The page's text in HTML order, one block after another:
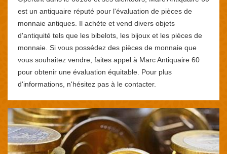
est un antiquaire réputé pour l'évaluation de pièces de
monnaie antiques. Il achète et vend divers objets
d'antiquité tels que les bibelots, les bijoux et les pièces de
monnaie. Si vous possédez des pièces de monnaie que
vous souhaitez vendre, faites appel à Marc Antiquaire 60
pour obtenir une évaluation équitable. Pour plus
d'informations, n'hésitez pas à le contacter.